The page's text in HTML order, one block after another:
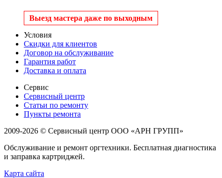
Выезд мастера даже по выходным
Условия
Скидки для клиентов
Договор на обслуживание
Гарантия работ
Доставка и оплата
Сервис
Сервисный центр
Статьи по ремонту
Пункты ремонта
2009-2026 © Сервисный центр ООО «АРН ГРУПП»
Обслуживание и ремонт оргтехники. Бесплатная диагностика
и заправка картриджей.
Карта сайта